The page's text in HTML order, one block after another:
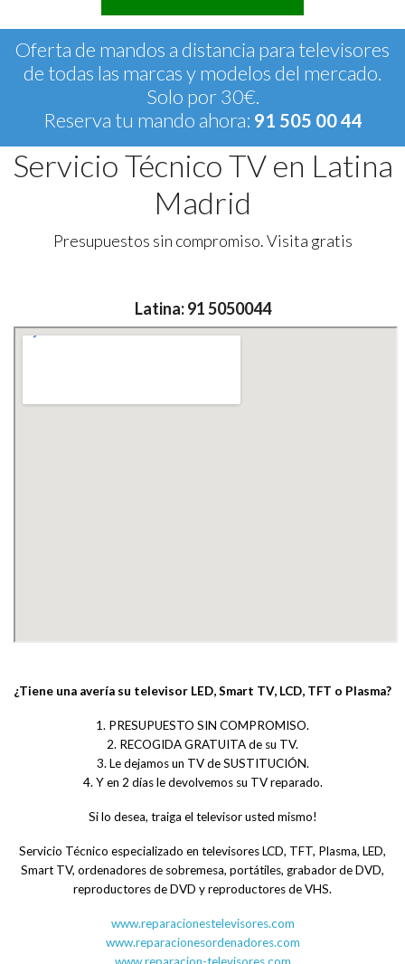
Oferta de mandos a distancia para televisores
de todas las marcas y modelos del mercado.
Solo por 30€.
Reserva tu mando ahora: 91 505 00 44
Servicio Técnico TV en Latina
Madrid
Presupuestos sin compromiso. Visita gratis
Latina: 91 5050044
¿Tiene una avería su televisor LED, Smart TV, LCD, TFT o Plasma?
1. PRESUPUESTO SIN COMPROMISO.
2. RECOGIDA GRATUITA de su TV.
3. Le dejamos un TV de SUSTITUCIÓN.
4. Y en 2 días le devolvemos su TV reparado.
Si lo desea, traiga el televisor usted mismo!
Servicio Técnico especializado en televisores LCD, TFT, Plasma, LED,
Smart TV, ordenadores de sobremesa, portátiles, grabador de DVD,
reproductores de DVD y reproductores de VHS.
www.reparacionestelevisores.com
www.reparacionesordenadores.com